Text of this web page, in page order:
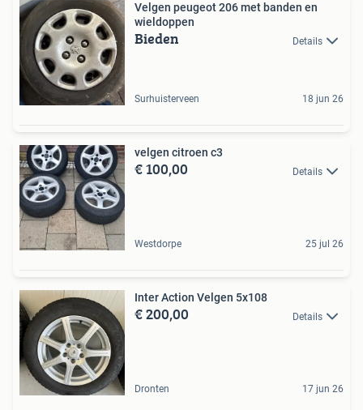
Velgen peugeot 206 met banden en
wieldoppen
Bieden Details
Surhuisterveen 18 jun 26
velgen citroen c3
€ 100,00 Details
Westdorpe 25 jul 26
Inter Action Velgen 5x108
€ 200,00 Details
Dronten 17 jun 26